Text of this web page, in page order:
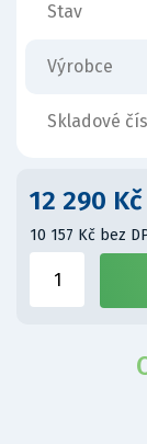
Stav
Výrobce
Skladové
12 290
10 157 Kč bez